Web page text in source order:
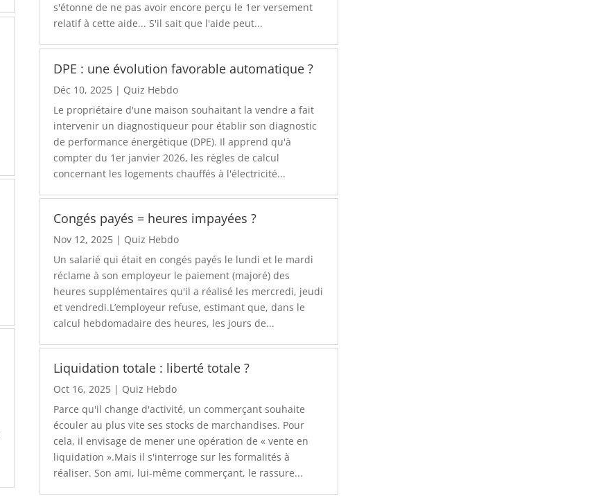
s'étonne de ne pas avoir encore perçu le 1er versement
relatif à cette aide... S'il sait que l'aide peut...
DPE : une évolution favorable automatique ?
Déc 10, 2025 | Quiz Hebdo
Le propriétaire d'une maison souhaitant la vendre a fait
intervenir un diagnostiqueur pour établir son diagnostic
de performance énergétique (DPE). Il apprend qu'à
compter du 1er janvier 2026, les règles de calcul
concernant les logements chauffés à l'électricité...
Congés payés = heures impayées ?
Nov 12, 2025 | Quiz Hebdo
Un salarié qui était en congés payés le lundi et le mardi
réclame à son employeur le paiement (majoré) des
heures supplémentaires qu'il a réalisé les mercredi, jeudi
et vendredi.L’employeur refuse, estimant que, dans le
calcul hebdomadaire des heures, les jours de...
Liquidation totale : liberté totale ?
Oct 16, 2025 | Quiz Hebdo
Parce qu'il change d'activité, un commerçant souhaite
écouler au plus vite ses stocks de marchandises. Pour
cela, il envisage de mener une opération de « vente en
liquidation ».Mais il s'interroge sur les formalités à
réaliser. Son ami, lui-même commerçant, le rassure...